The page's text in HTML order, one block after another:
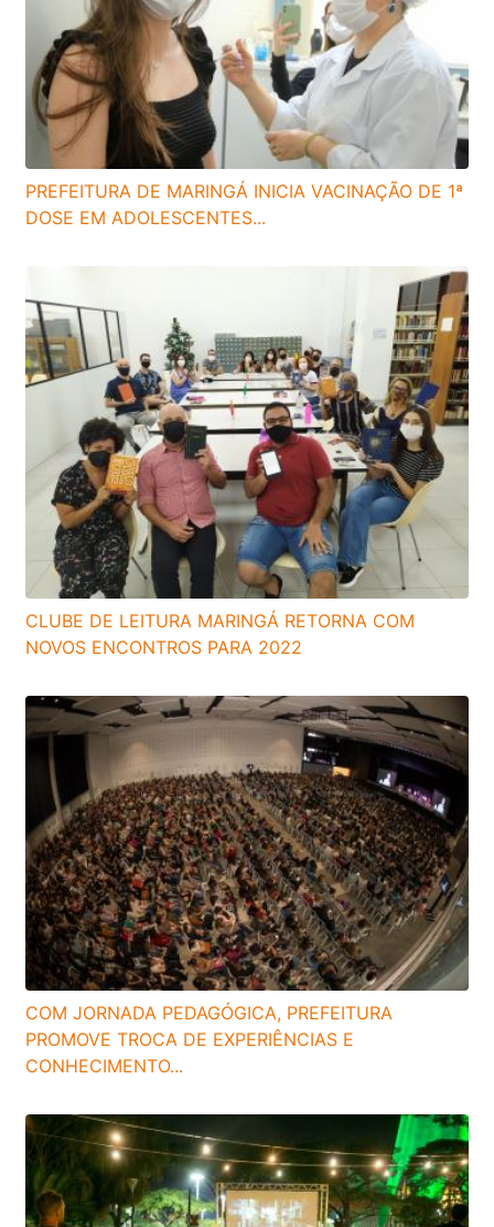
PREFEITURA DE MARINGÁ INICIA VACINAÇÃO DE 1ª
DOSE EM ADOLESCENTES...
CLUBE DE LEITURA MARINGÁ RETORNA COM
NOVOS ENCONTROS PARA 2022
COM JORNADA PEDAGÓGICA, PREFEITURA
PROMOVE TROCA DE EXPERIÊNCIAS E
CONHECIMENTO...